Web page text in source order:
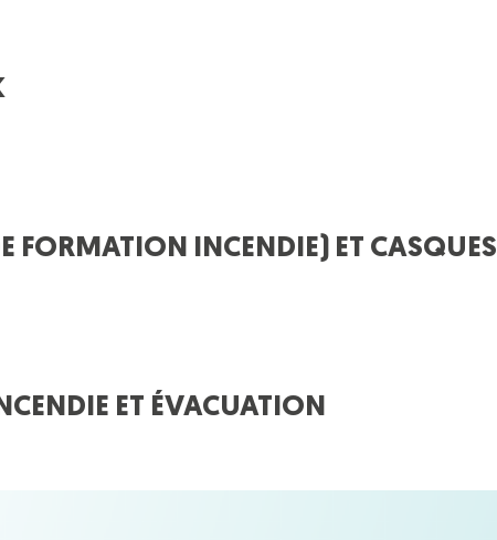
FORMATION INCENDIE) ET CASQUES
ET ÉVACUATION